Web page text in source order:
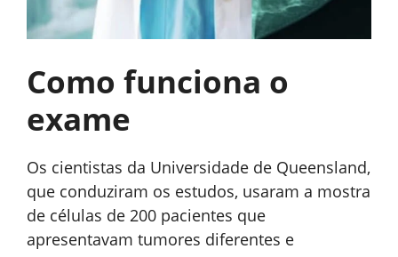
Como funciona o
exame
Os cientistas da Universidade de Queensland,
que conduziram os estudos, usaram a mostra
de células de 200 pacientes que
apresentavam tumores diferentes e